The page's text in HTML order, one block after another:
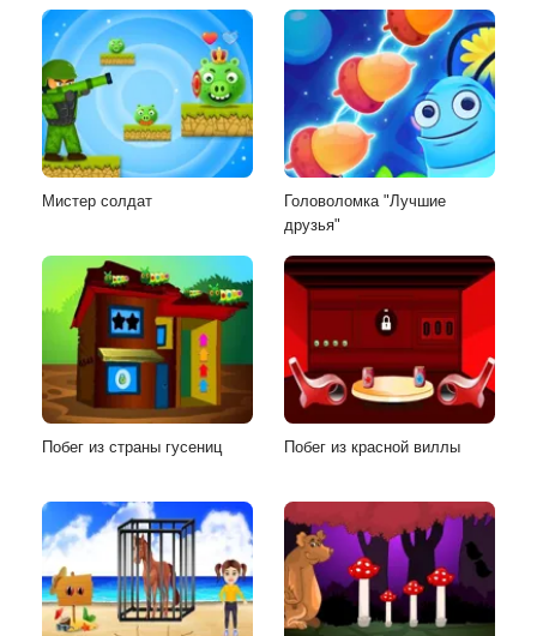
Мистер солдат
Головоломка "Лучшие
друзья"
Побег из страны гусениц Побег из красной виллы